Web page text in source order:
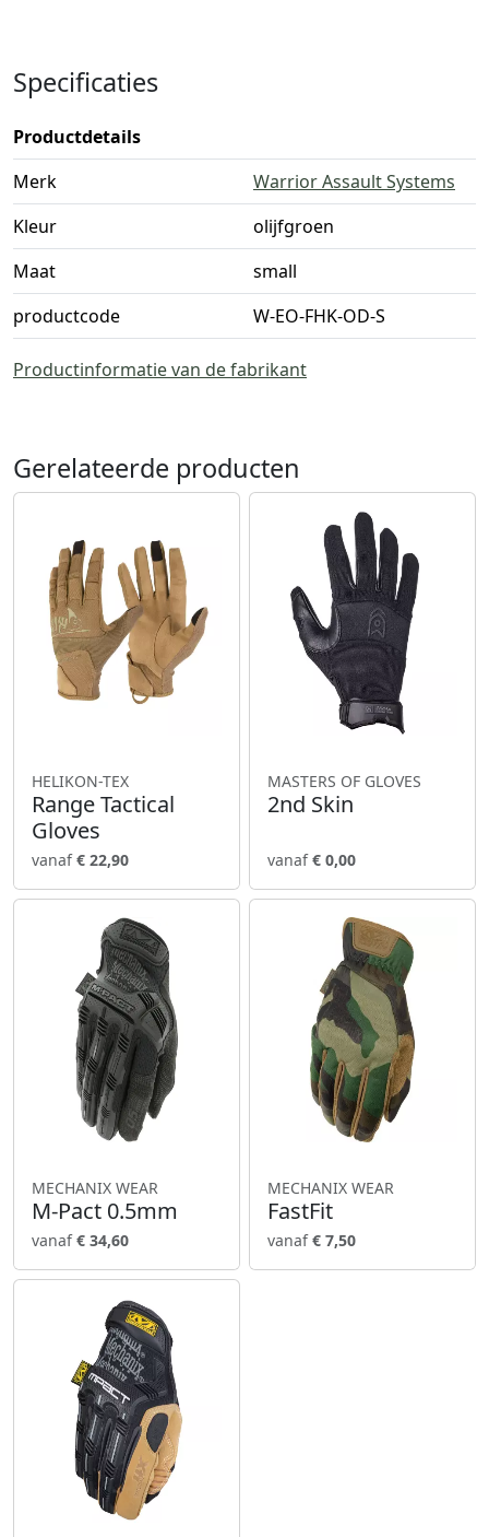
Specificaties
Productdetails
Merk
Warrior Assault Systems
Kleur
olijfgroen
Maat
small
productcode
W-EO-FHK-OD-S
Productinformatie van de fabrikant
Gerelateerde producten
HELIKON-TEX
Range Tactical
Gloves
vanaf€ 22,90
MASTERS OF GLOVES
2nd Skin
vanaf€ 0,00
MECHANIX WEAR
M-Pact 0.5mm
vanaf€ 34,60
MECHANIX WEAR
FastFit
vanaf€ 7,50